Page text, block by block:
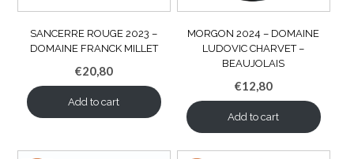
SANCERRE ROUGE 2023 –
DOMAINE FRANCK MILLET
€20,80
Add to cart
MORGON 2024 – DOMAINE
LUDOVIC CHARVET –
BEAUJOLAIS
€12,80
Add to cart